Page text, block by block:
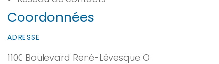
Coordonnées
ADRESSE
1100 Boulevard René-Lévesque O